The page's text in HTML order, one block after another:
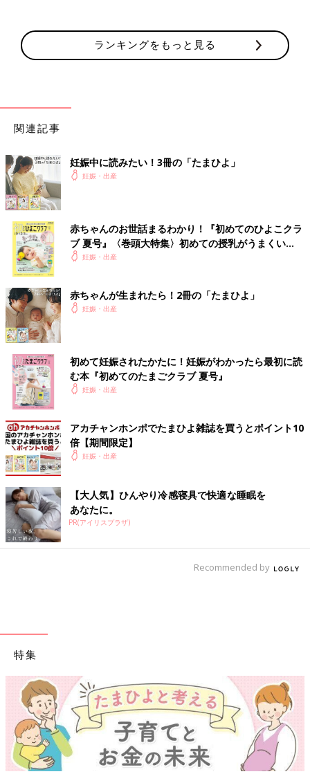
ランキングをもっと見る
関連記事
妊娠中に読みたい！3冊の「たまひよ」
妊娠・出産
赤ちゃんのお世話まるわかり！『初めてのひよこクラ
ブ 夏号』〈巻頭大特集〉初めての授乳がうまくい
く！ おっぱい・ミルクの基本と夏のトラブル 解決テ
妊娠・出産
赤ちゃんが生まれたら！2冊の「たまひよ」
妊娠・出産
初めて妊娠されたかたに！妊娠がわかったら最初に読
む本『初めてのたまごクラブ 夏号』
妊娠・出産
アカチャンホンポでたまひよ雑誌を買うとポイント10
倍【期間限定】
妊娠・出産
【大人気】ひんやり冷感寝具で快適な睡眠を
あなたに。
PR(アイリスプラザ)
Recommended by
特集